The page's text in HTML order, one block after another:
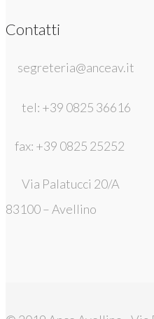
Contatti
segreteria@anceav.it
tel: +39 0825 36616
fax: +39 0825 25252
Via Palatucci 20/A
83100 – Avellino